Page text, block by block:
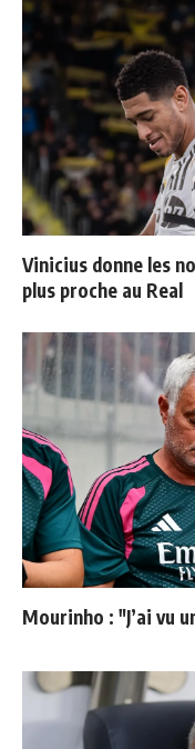
Vinicius donne les
plus proche au Real
Mourinho : "J’ai vu